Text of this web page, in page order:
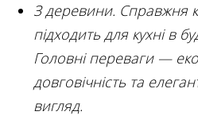
З деревини. Справжня
підходить для кухні в
Головні переваги —
довговічність та
вигляд.